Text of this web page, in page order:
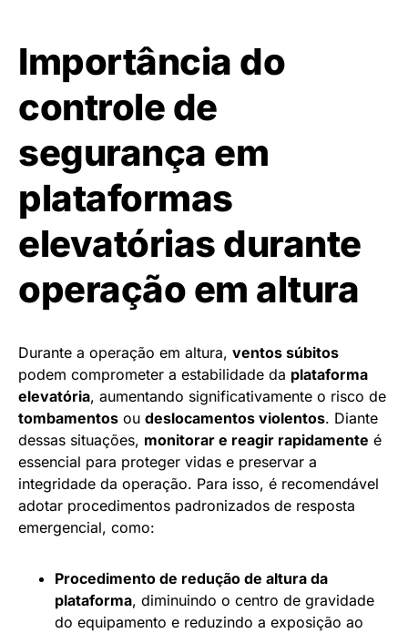
Importância do
controle de
segurança em
plataformas
elevatórias durante
operação em altura
Durante a operação em altura, ventos súbitos
podem comprometer a estabilidade da plataforma
elevatória, aumentando significativamente o risco de
tombamentos ou deslocamentos violentos. Diante
dessas situações, monitorar e reagir rapidamente é
essencial para proteger vidas e preservar a
integridade da operação. Para isso, é recomendável
adotar procedimentos padronizados de resposta
emergencial, como:
Procedimento de redução de altura da
plataforma, diminuindo o centro de gravidade
do equipamento e reduzindo a exposição ao